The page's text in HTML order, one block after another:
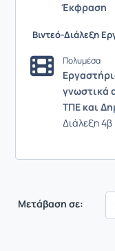
Έκφραση
Βιντεό-Διάλεξη
Πολυμέσα
γνωστικά
ΤΠΕ και
Διάλεξη 4β
Μετάβαση σε: